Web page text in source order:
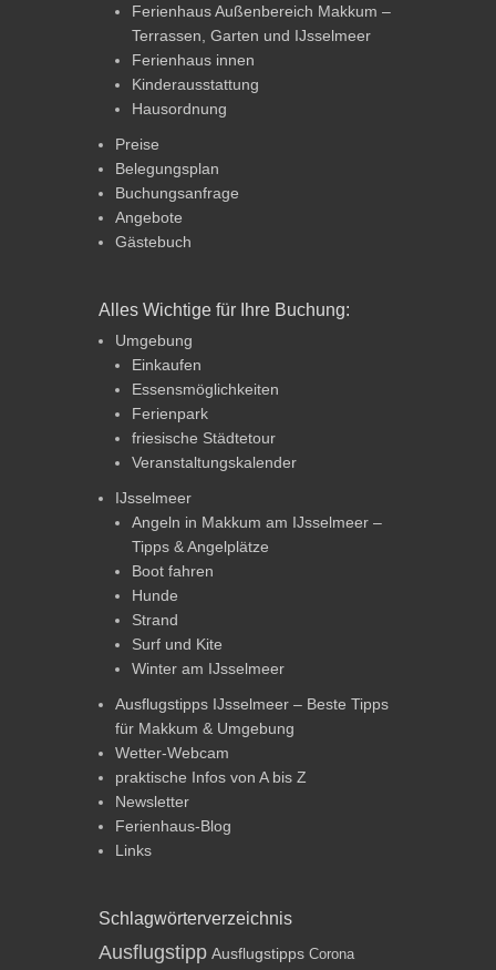
Ferienhaus Außenbereich Makkum –
Terrassen, Garten und IJsselmeer
Ferienhaus innen
Kinderausstattung
Hausordnung
Preise
Belegungsplan
Buchungsanfrage
Angebote
Gästebuch
Alles Wichtige für Ihre Buchung:
Umgebung
Einkaufen
Essensmöglichkeiten
Ferienpark
friesische Städtetour
Veranstaltungskalender
IJsselmeer
Angeln in Makkum am IJsselmeer –
Tipps & Angelplätze
Boot fahren
Hunde
Strand
Surf und Kite
Winter am IJsselmeer
Ausflugstipps IJsselmeer – Beste Tipps
für Makkum & Umgebung
Wetter-Webcam
praktische Infos von A bis Z
Newsletter
Ferienhaus-Blog
Links
Schlagwörterverzeichnis
Ausflugstipp Ausflugstipps Corona